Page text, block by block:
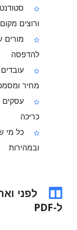
ורוצים
מורים
להדפסה
מחיר
כריכה
ובמהירות
לפני
ל‑PDF